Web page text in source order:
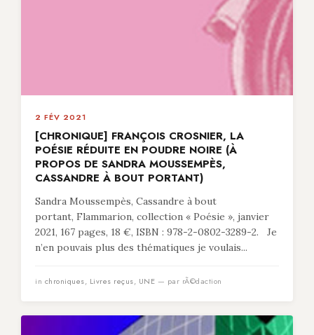
2 FÉV 2021
[CHRONIQUE] FRANÇOIS CROSNIER, LA
POÉSIE RÉDUITE EN POUDRE NOIRE (À
PROPOS DE SANDRA MOUSSEMPÈS,
CASSANDRE À BOUT PORTANT)
Sandra Moussempès, Cassandre à bout
portant, Flammarion, collection « Poésie », janvier
2021, 167 pages, 18 €, ISBN : 978-2-0802-3289-2. Je
n’en pouvais plus des thématiques je voulais...
in chroniques, Livres reçus, UNE — par rÃ©daction